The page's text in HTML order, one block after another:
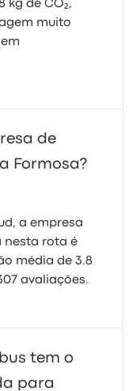
kg de CO₂,
muito
de
Formosa?
a empresa
nesta rota é
média de 3.8
avaliações.
tem o
para